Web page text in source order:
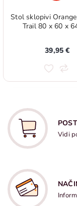
Stol sklopivi
Trail 80 x 60 x
39,95 €
Vidi